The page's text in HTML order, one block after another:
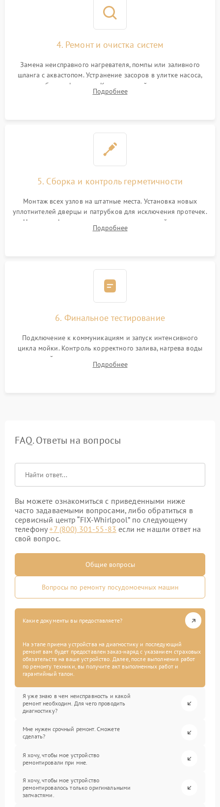
4. Ремонт и очистка систем
Замена неисправного нагревателя, помпы или заливного
шланга с аквастопом. Устранение засоров в улитке насоса,
патрубках и фильтрах. Компонентный ремонт платы
управления, восстановление поврежденной проводки.
Подробнее
5. Сборка и контроль герметичности
Монтаж всех узлов на штатные места. Установка новых
уплотнителей дверцы и патрубков для исключения протечек.
Надежная фиксация хомутов гидравлической системы,
сборка корпуса и установка датчика поплавка.
Подробнее
6. Финальное тестирование
Подключение к коммуникациям и запуск интенсивного
цикла мойки. Контроль корректного залива, нагрева воды
до нужной температуры, отсутствия посторонних шумов,
штатного слива и абсолютной сухости в поддоне.
Подробнее
FAQ. Ответы на вопросы
Вы можете ознакомиться с приведенными ниже
часто задаваемыми вопросами, либо обратиться в
сервисный центр “FIX-Whirlpool” по следующему
телефону+7 (800) 301-55-83 если не нашли ответ на
свой вопрос.
Общие вопросы
Вопросы по ремонту посудомоечных машин
Какие документы вы предоставляете?
На этапе приема устройства на диагностику и последующий
ремонт вам будет предоставлен заказ-наряд с указанием страховых
обязательств на ваше устройство. Далее, после выполнения работ
по ремонту техники, вы получите акт выполненных работ и
гарантийный талон.
Я уже знаю в чем неисправность и какой
ремонт необходим. Для чего проводить
диагностику?
Мне нужен срочный ремонт. Сможете
сделать?
Я хочу, чтобы мое устройство
ремонтировали при мне.
Я хочу, чтобы мое устройство
ремонтировалось только оригинальными
запчастями.